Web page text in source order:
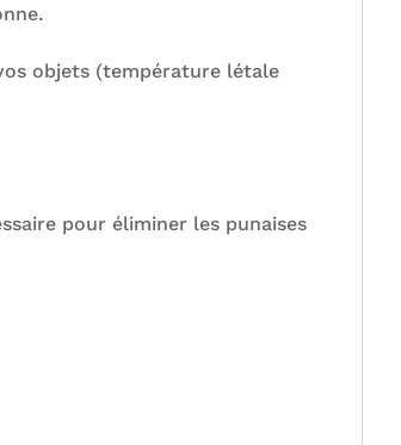
objets (température létale
pour éliminer les punaises